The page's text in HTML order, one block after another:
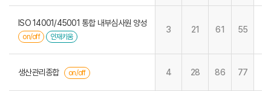
ISO 14001/45001 통합 내부심사원 양성
on/off 인재키움
3 21 61 55
생산관리종합 on/off 4 28 86 77